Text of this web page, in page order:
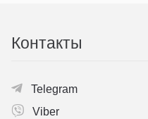
Контакты
Telegram
Viber